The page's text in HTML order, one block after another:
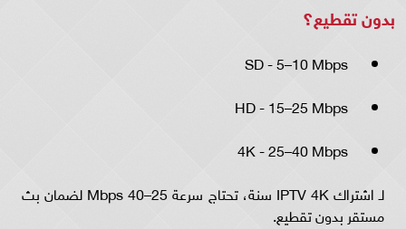
بدون تقطيع؟
SD - 5–10 Mbps
HD - 15–25 Mbps
4K - 25–40 Mbps
لـ اشتراك IPTV 4K سنة، تحتاج سرعة 25–40 Mbps لضمان بث
مستقر بدون تقطيع.